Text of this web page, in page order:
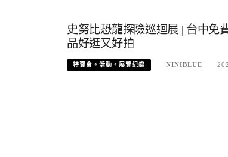
史努比恐龍探險巡迴展 | 台中免
品好逛又好拍
特賣會。活動。展覽紀錄 NINIBLUE